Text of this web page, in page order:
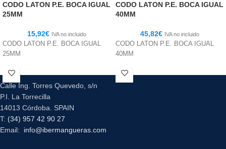
CODO LATON P.E. BOCA IGUAL
25MM
15,92€ IVA no incluido
CODO LATON P.E. BOCA IGUAL
25MM
CODO LATON P.E. BOCA IGUAL
40MM
45,82€ IVA no incluido
CODO LATON P.E. BOCA IGUAL
40MM
Calle Ing. Torres Quevedo, s/n
P.I. La Torrecilla
14013 Córdoba. SPAIN
T: (34) 957 42 90 27
Email: info@ibermangueras.com